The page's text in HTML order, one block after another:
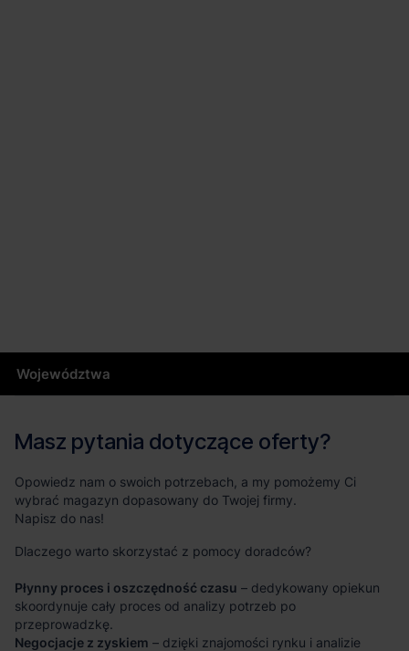
Województwa
Masz pytania dotyczące oferty?
Opowiedz nam o swoich potrzebach, a my pomożemy Ci
wybrać magazyn dopasowany do Twojej firmy.
Napisz do nas!
Dlaczego warto skorzystać z pomocy doradców?
Płynny proces i oszczędność czasu – dedykowany opiekun
skoordynuje cały proces od analizy potrzeb po
przeprowadzkę.
Negocjacje z zyskiem – dzięki znajomości rynku i analizie